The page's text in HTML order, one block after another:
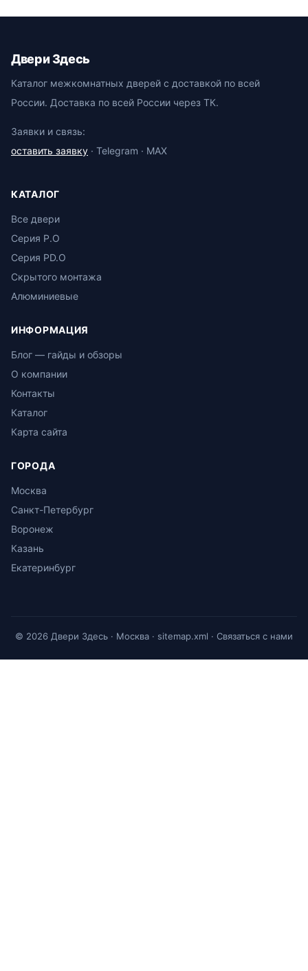
Двери Здесь
Каталог межкомнатных дверей с доставкой по всей
России. Доставка по всей России через ТК.
Заявки и связь:
оставить заявку · Telegram · MAX
КАТАЛОГ
Все двери
Серия P.O
Серия PD.O
Скрытого монтажа
Алюминиевые
ИНФОРМАЦИЯ
Блог — гайды и обзоры
О компании
Контакты
Каталог
Карта сайта
ГОРОДА
Москва
Санкт-Петербург
Воронеж
Казань
Екатеринбург
© 2026 Двери Здесь · Москва · sitemap.xml · Связаться с нами